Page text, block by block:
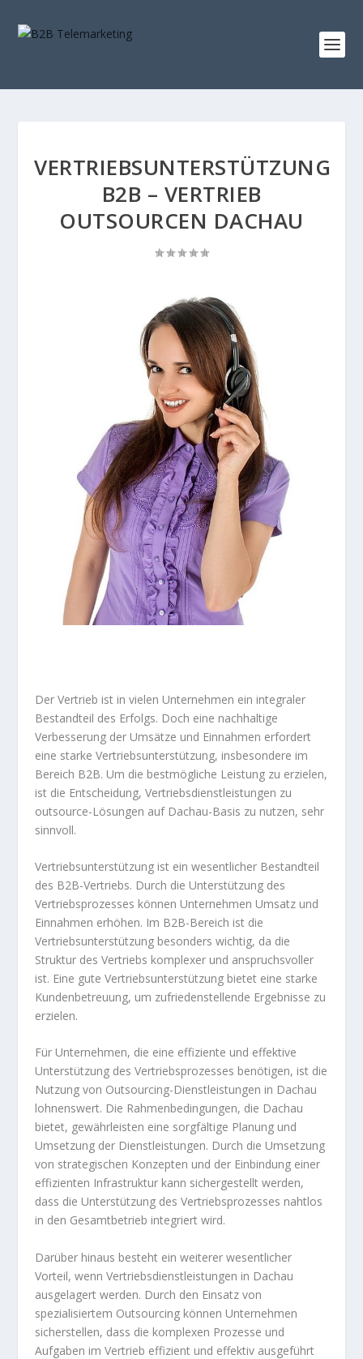
VERTRIEBSUNTERSTÜTZUNG
B2B – VERTRIEB
OUTSOURCEN DACHAU
Der Vertrieb ist in vielen Unternehmen ein integraler
Bestandteil des Erfolgs. Doch eine nachhaltige
Verbesserung der Umsätze und Einnahmen erfordert
eine starke Vertriebsunterstützung, insbesondere im
Bereich B2B. Um die bestmögliche Leistung zu erzielen,
ist die Entscheidung, Vertriebsdienstleistungen zu
outsource-Lösungen auf Dachau-Basis zu nutzen, sehr
sinnvoll.
Vertriebsunterstützung ist ein wesentlicher Bestandteil
des B2B-Vertriebs. Durch die Unterstützung des
Vertriebsprozesses können Unternehmen Umsatz und
Einnahmen erhöhen. Im B2B-Bereich ist die
Vertriebsunterstützung besonders wichtig, da die
Struktur des Vertriebs komplexer und anspruchsvoller
ist. Eine gute Vertriebsunterstützung bietet eine starke
Kundenbetreuung, um zufriedenstellende Ergebnisse zu
erzielen.
Für Unternehmen, die eine effiziente und effektive
Unterstützung des Vertriebsprozesses benötigen, ist die
Nutzung von Outsourcing-Dienstleistungen in Dachau
lohnenswert. Die Rahmenbedingungen, die Dachau
bietet, gewährleisten eine sorgfältige Planung und
Umsetzung der Dienstleistungen. Durch die Umsetzung
von strategischen Konzepten und der Einbindung einer
effizienten Infrastruktur kann sichergestellt werden,
dass die Unterstützung des Vertriebsprozesses nahtlos
in den Gesamtbetrieb integriert wird.
Darüber hinaus besteht ein weiterer wesentlicher
Vorteil, wenn Vertriebsdienstleistungen in Dachau
ausgelagert werden. Durch den Einsatz von
spezialisiertem Outsourcing können Unternehmen
sicherstellen, dass die komplexen Prozesse und
Aufgaben im Vertrieb effizient und effektiv ausgeführt